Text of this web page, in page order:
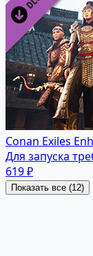
Conan Exiles
Для запуска
619 ₽
Показать все (12)